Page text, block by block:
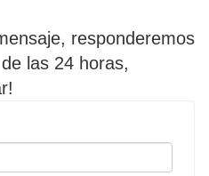
responderemos
las 24 horas,